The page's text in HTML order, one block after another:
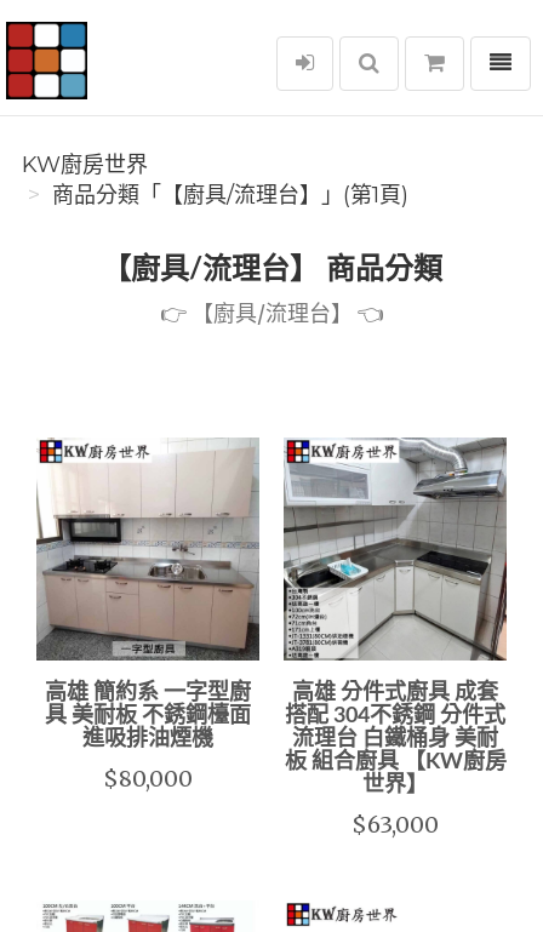
KW廚房世界
選單
KW廚房世界
商品分類「【廚具/流理台】」(第1頁)
【廚具/流理台】 商品分類
👉️ 【廚具/流理台】 👈️
高雄 簡約系 一字型廚
具 美耐板 不銹鋼檯面
進吸排油煙機
$80,000
高雄 分件式廚具 成套
搭配 304不銹鋼 分件式
流理台 白鐵桶身 美耐
板 組合廚具 【KW廚房
世界】
$63,000